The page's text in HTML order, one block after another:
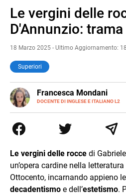
Le vergini delle
D'Annunzio:
18 Marzo 2025 - Ultimo Aggiornamento:
Superiori
Francesca Mondani
DOCENTE DI INGLESE E ITALIANO L2
LINKEDIN
INSTAGRAM
secondaria di secondo
traduzioni, SEO Onsite e
della sintesi.
Le vergini delle rocce di
un’opera cardine nella
Ottocento, incarnando appieno
decadentismo e dell’estetismo.